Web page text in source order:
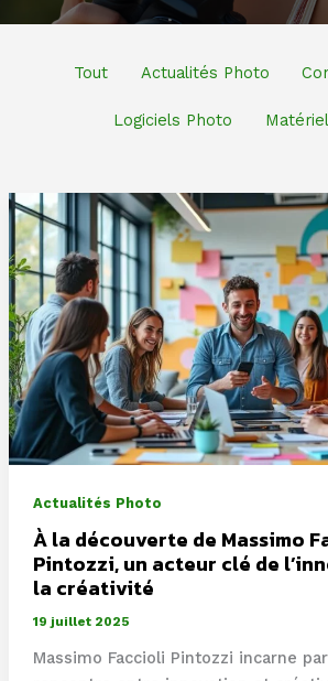
Tout Actualités Photo
Logiciels Photo
Actualités Photo
À la découverte de Massimo
Pintozzi, un acteur clé de
la créativité
19 juillet 2025
Massimo Faccioli Pintozzi incarne